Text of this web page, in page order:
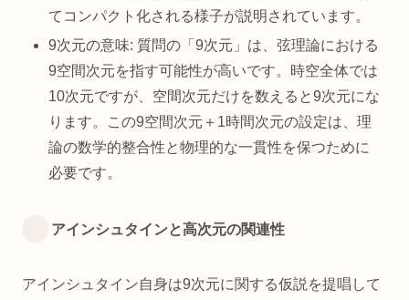
てコンパクト化される様子が説明されています。
9次元の意味: 質問の「9次元」は、弦理論における
9空間次元を指す可能性が高いです。時空全体では
10次元ですが、空間次元だけを数えると9次元にな
ります。この9空間次元＋1時間次元の設定は、理
論の数学的整合性と物理的な一貫性を保つために
必要です。
アインシュタインと高次元の関連性
アインシュタイン自身は9次元に関する仮説を提唱して